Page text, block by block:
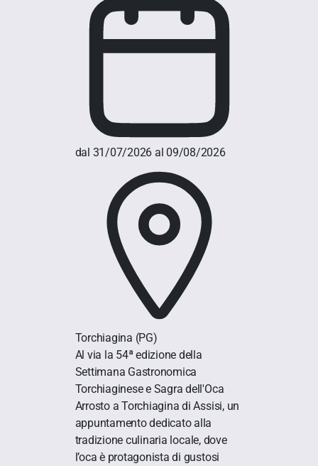
dal 31/07/2026 al 09/08/2026
Torchiagina (PG)
Al via la 54ª edizione della
Settimana Gastronomica
Torchiaginese e Sagra dell'Oca
Arrosto a Torchiagina di Assisi, un
appuntamento dedicato alla
tradizione culinaria locale, dove
l’oca è protagonista di gustosi